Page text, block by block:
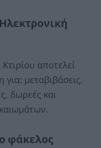
αποτελεί
μεταβιβάσεις,
δωρεές και
φάκελος